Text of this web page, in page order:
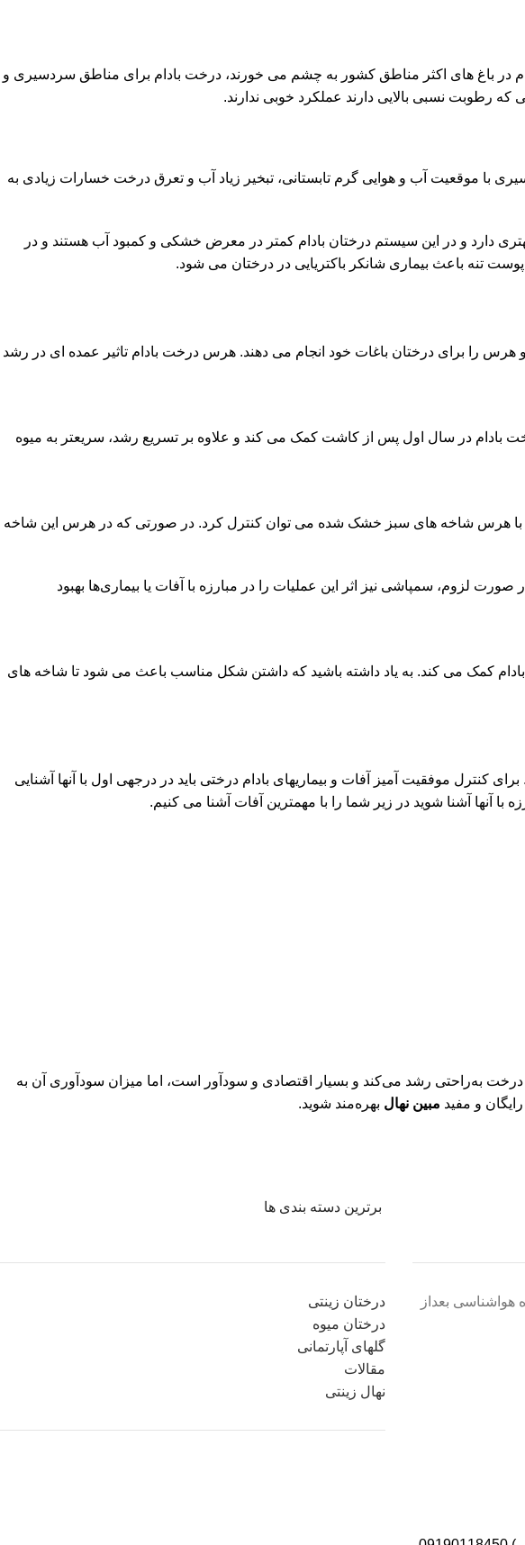
در باغ های اکثر مناطق کشور به چشم می خورند، درخت بادام برای مناطق سردسیری و
رطوبت نسبی بالایی دارند عملکرد خوبی ندارند.
با موقعیت آب و هوایی گرم تابستانی، تبخیر زیاد آب و تعرق درخت خسارات زیادی به
دارد و در این سیستم درختان بادام کمتر در معرض خشکی و کمبود آب هستند و در
تنه باعث بیماری شانکر باکتریایی در درختان می شود.
را برای درختان باغات خود انجام می دهند. هرس درخت بادام تاثیر عمده ای در رشد
بادام در سال اول پس از کاشت کمک می کند و علاوه بر تسریع رشد، سریعتر به میوه
با هرس شاخه های سبز خشک شده می توان کنترل کرد. در صورتی که در هرس این شاخه
سمپاشی نیز اثر این عملیات را در مبارزه با آفات یا بیماری‌ها بهبود
کمک می کند. به یاد داشته باشید که داشتن شکل مناسب باعث می شود تا شاخه های
کنترل موفقیت آمیز آفات و بیماریهای بادام درختی باید در درجه­ی اول با آنها آشنایی
با آنها آشنا شوید در زیر شما را با مهمترین آفات آشنا می کنیم.
درخت به‌راحتی رشد می‌کند و بسیار اقتصادی و سودآور است، اما میزان سودآوری آن به
و مفید مبین نهال بهره‌مند شوید.
تراز اداره هواشناسی بعداز
برترین دسته بندی ها
درختان زینتی
درختان میوه
گلهای آپارتمانی
مقالات
نهال زینتی